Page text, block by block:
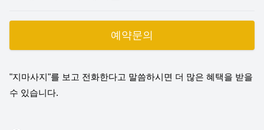
예약문의
"지마사지"를 보고 전화한다고 말씀하시면 더 많은 혜택을 받을
수 있습니다.